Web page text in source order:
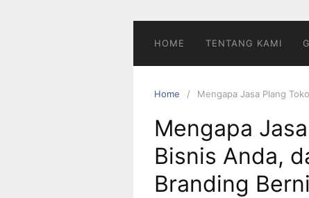
HOME TENTANG KAMI
Home Mengapa Jasa Plang
Mengapa
Bisnis Anda,
Branding